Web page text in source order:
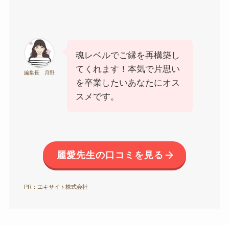
編集長 月野
魂レベルでご縁を再構築し
てくれます！本気で片思い
を卒業したいあなたにオス
スメです。
麗愛先生の口コミを見る
PR：エキサイト株式会社